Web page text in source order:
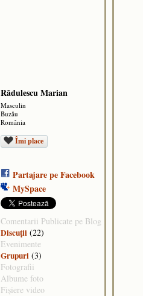
Rădulescu Marian
Masculin
Buzău
România
Îmi place
Partajare pe Facebook
MySpace
Comentarii Publicate pe Blog
Discuţii (22)
Evenimente
Grupuri (3)
Fotografii
Albume foto
Fişiere video